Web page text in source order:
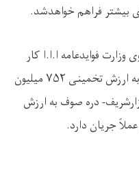
بیشتر فراهم خواهدشد.
فوایدعامه ا.ا.ا کار
ارزش تخمینی ۷۵۲ میلیون
دره صوف به ارزش
جریان دارد.